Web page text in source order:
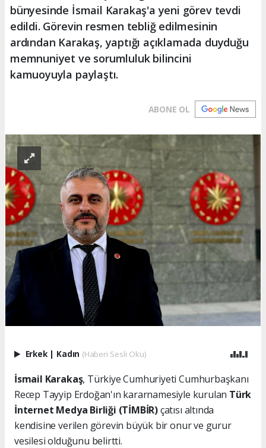
bünyesinde İsmail Karakaş'a yeni görev tevdi
edildi. Görevin resmen tebliğ edilmesinin
ardından Karakaş, yaptığı açıklamada duyduğu
memnuniyet ve sorumluluk bilincini
kamuoyuyla paylaştı.
ABONE OL
Erkek | Kadın (Haberi Sesli Oku)
İsmail Karakaş, Türkiye Cumhuriyeti Cumhurbaşkanı
Recep Tayyip Erdoğan'ın kararnamesiyle kurulan Türk
İnternet Medya Birliği (TİMBİR)çatısı altında
kendisine verilen görevin büyük bir onur ve gurur
vesilesi olduğunu belirtti.